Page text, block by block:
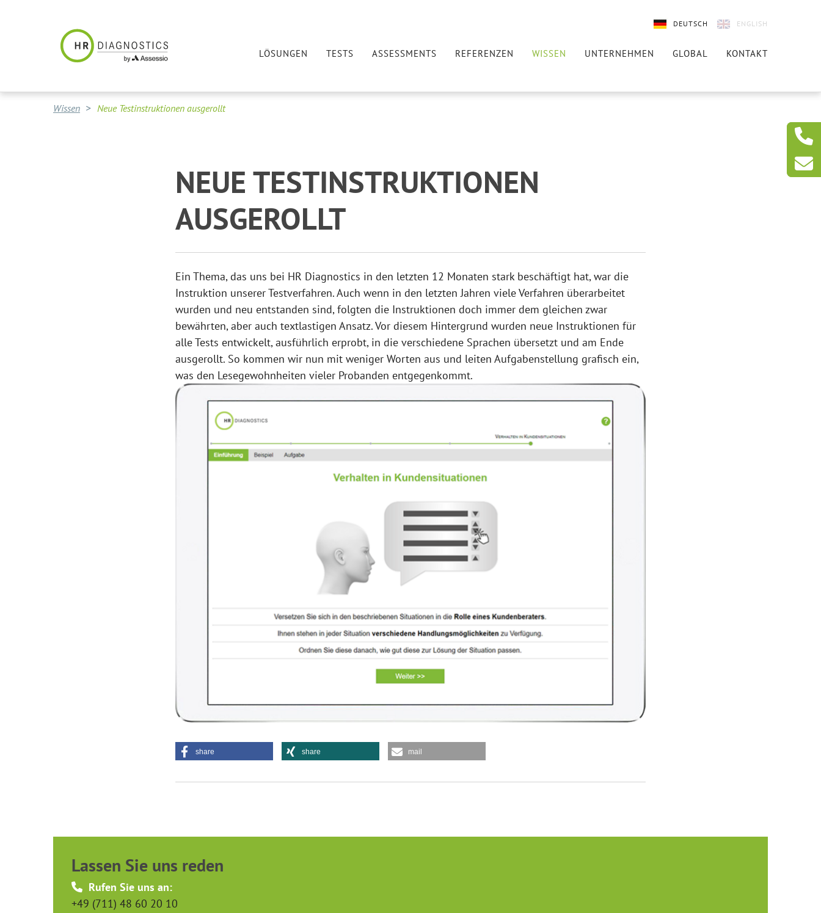
DEUTSCH ENGLISH
LÖSUNGEN TESTS ASSESSMENTS REFERENZEN WISSEN UNTERNEHMEN GLOBAL KONTAKT
Wissen Neue Testinstruktionen ausgerollt
NEUE TESTINSTRUKTIONEN
AUSGEROLLT
Ein Thema, das uns bei HR Diagnostics in den letzten 12 Monaten stark beschäftigt hat, war die
Instruktion unserer Testverfahren. Auch wenn in den letzten Jahren viele Verfahren überarbeitet
wurden und neu entstanden sind, folgten die Instruktionen doch immer dem gleichen zwar
bewährten, aber auch textlastigen Ansatz. Vor diesem Hintergrund wurden neue Instruktionen für
alle Tests entwickelt, ausführlich erprobt, in die verschiedene Sprachen übersetzt und am Ende
ausgerollt. So kommen wir nun mit weniger Worten aus und leiten Aufgabenstellung grafisch ein,
was den Lesegewohnheiten vieler Probanden entgegenkommt.
share share mail
Lassen Sie uns reden
Rufen Sie uns an:
+49 (711) 48 60 20 10